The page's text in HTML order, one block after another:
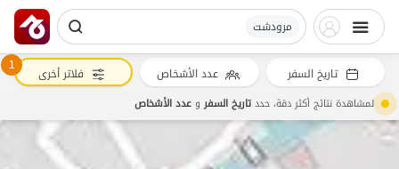
مرودشت
تاريخ السفر عدد الأشخاص 1 فلاتر أخرى
لمشاهدة نتائج أكثر دقة، حددتاريخ السفروعدد الأشخاص